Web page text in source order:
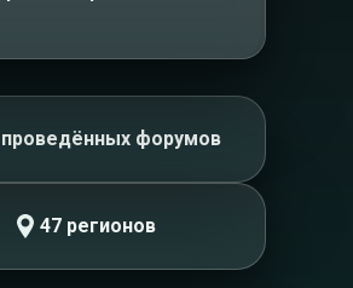
проведённых форумов
47 регионов